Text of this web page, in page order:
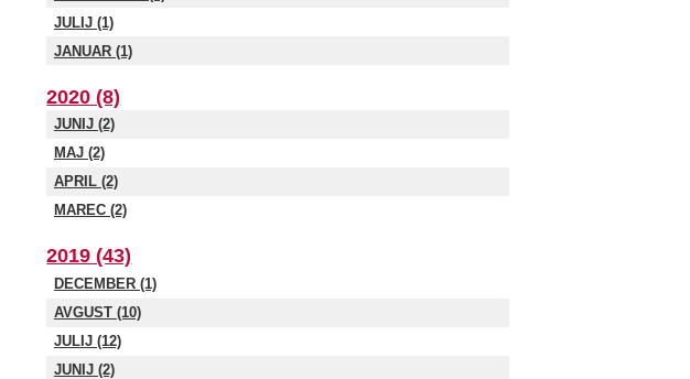
JULIJ (1)
JANUAR (1)
2020 (8)
JUNIJ (2)
MAJ (2)
APRIL (2)
MAREC (2)
2019 (43)
DECEMBER (1)
AVGUST (10)
JULIJ (12)
JUNIJ (2)